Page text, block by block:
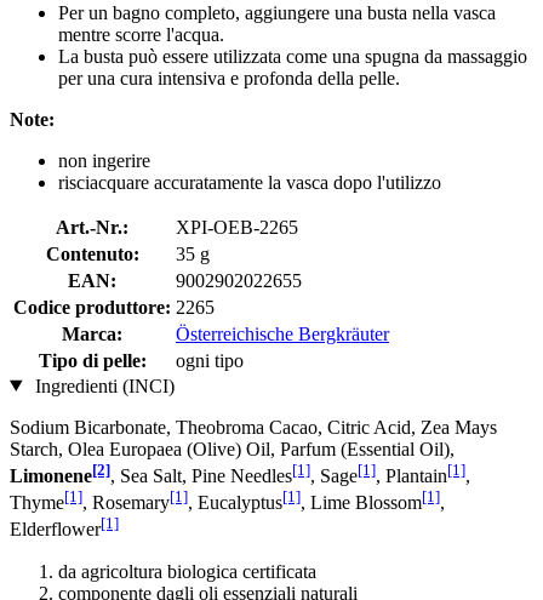
Per un bagno completo, aggiungere una busta nella vasca
mentre scorre l'acqua.
La busta può essere utilizzata come una spugna da massaggio
per una cura intensiva e profonda della pelle.
Note:
non ingerire
risciacquare accuratamente la vasca dopo l'utilizzo
Art.-Nr.:
XPI-OEB-2265
Contenuto:
35 g
EAN:
9002902022655
Codice produttore: 2265
Marca:
Österreichische Bergkräuter
Tipo di pelle:
ogni tipo
Ingredienti (INCI)
Sodium Bicarbonate, Theobroma Cacao, Citric Acid, Zea Mays
Starch, Olea Europaea (Olive) Oil, Parfum (Essential Oil),
Limonene[2], Sea Salt, Pine Needles[1], Sage[1], Plantain[1],
Thyme[1], Rosemary[1], Eucalyptus[1], Lime Blossom[1],
Elderflower[1]
da agricoltura biologica certificata
componente dagli oli essenziali naturali